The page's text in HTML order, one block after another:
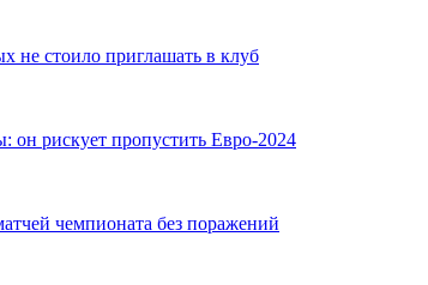
не стоило приглашать в клуб
он рискует пропустить Евро-2024
чемпионата без поражений